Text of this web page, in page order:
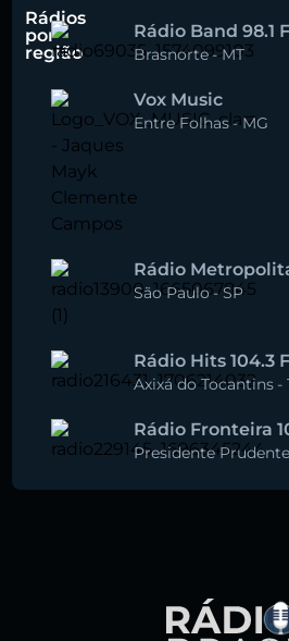
Rádios
por
região
Rádio Band 98.1
Brasnorte-MT
Vox Music
Entre Folhas -MG
Rádio
São Paulo-SP
Rádio Hits 104.3
Axixá do Tocantins -
Rádio Fronteira
Presidente Prudente